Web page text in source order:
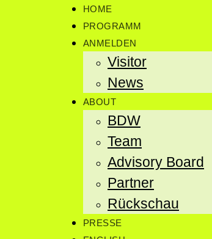
HOME
PROGRAMM
ANMELDEN
Visitor
News
ABOUT
BDW
Team
Advisory Board
Partner
Rückschau
PRESSE